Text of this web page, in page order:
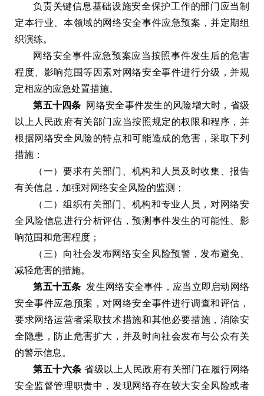
负责关键信息基础设施安全保护工作的部门应当制
定本行业 、本领域的网络安全事件应急预案 ，并定期组
织演练。
网络安全事件应急预案应当按照事件发生后的危害
程度
影响范围等因素对网络安全事件进行分级 ，并规
定相应的应急处置措施。
第五十四条 网络安全事件发生的风险增大时 ， 省级
以上人民政府有关部门应当按照规定的权限和程序 ，并
根据网络安全风险的特点和可能造成的危害 ，采取下列
措施 ：
（一）要求有关部门 机构和人员及时收集 、报告
有关信息 ， 加强对网络安全风险的监测 ；
（ 二 ）组织有关部门 机构和专业人员 ， 对网络安
全风险信息进行分析评估 ，预测事件发生的可能性 、影
响范围和危害程度 ；
（ 三） 向社会发布网络安全风险预警 ， 发布避免
减轻危害的措施。
第五十五条 发生网络安全事件 ， 应当立即启动网络
安全事件应急预案 ， 对网络安全事件进行调查和评估 ，
要求网络运营者采取技术措施和其他必要措施 ， 消除安
全隐患 ， 防止危害扩大 ， 并及时向社会发布与公众有关
的警示信息 。
第五十六条 省级以上人民政府有关部门在履行网络
安全监督管理职责中 ， 发现网络存在较大安全风险或者